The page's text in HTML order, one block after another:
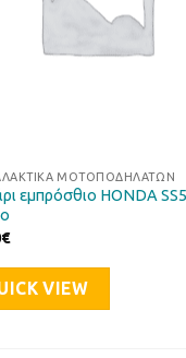
ΜΟΤΟΠΟΔΗΛΆΤΩΝ
εμπρόσθιο HONDA
€
VIEW